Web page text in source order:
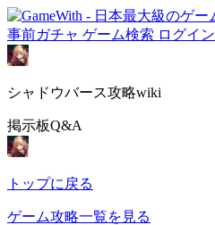
事前ガチャ ゲーム検索 ログイン
シャドウバース攻略wiki
掲示板Q&A
トップに戻る
ゲーム攻略一覧を見る